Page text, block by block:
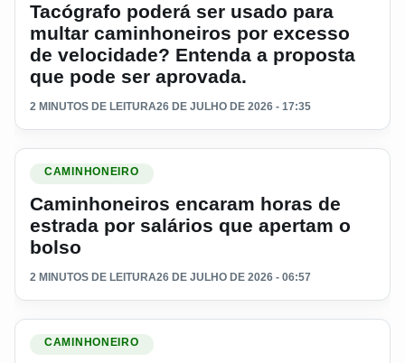
Tacógrafo poderá ser usado para
multar caminhoneiros por excesso
de velocidade? Entenda a proposta
que pode ser aprovada.
2 MINUTOS DE LEITURA26 DE JULHO DE 2026 - 17:35
Ler materia: Caminhoneiros encaram horas de estrada por
CAMINHONEIRO
Caminhoneiros encaram horas de
estrada por salários que apertam o
bolso
2 MINUTOS DE LEITURA26 DE JULHO DE 2026 - 06:57
Ler materia: Transportadoras dizem que falta caminhoneiro,
CAMINHONEIRO